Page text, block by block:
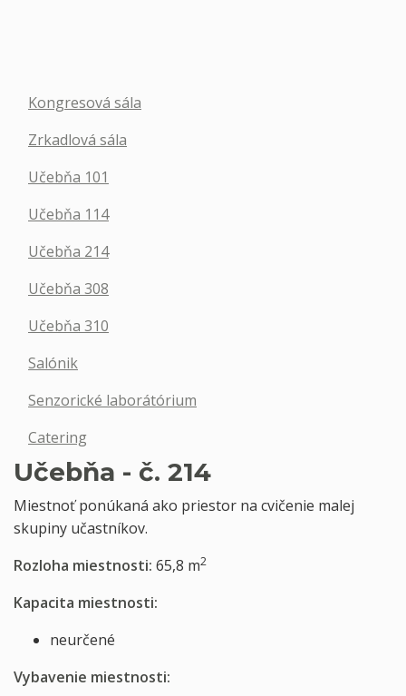
Kongresová sála
Zrkadlová sála
Učebňa 101
Učebňa 114
Učebňa 214
Učebňa 308
Učebňa 310
Salónik
Senzorické laborátórium
Catering
Učebňa - č. 214
Miestnoť ponúkaná ako priestor na cvičenie malej
skupiny učastníkov.
Rozloha miestnosti: 65,8 m2
Kapacita miestnosti:
neurčené
Vybavenie miestnosti: